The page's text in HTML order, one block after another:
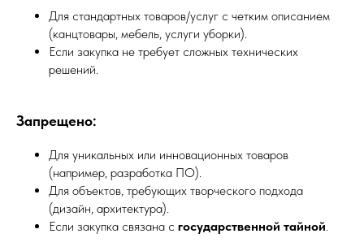
Для стандартных товаров/услуг с четким описанием
(канцтовары, мебель, услуги уборки).
Если закупка не требует сложных технических
решений.
Запрещено:
Для уникальных или инновационных товаров
(например, разработка ПО).
Для объектов, требующих творческого подхода
(дизайн, архитектура).
Если закупка связана с государственной тайной